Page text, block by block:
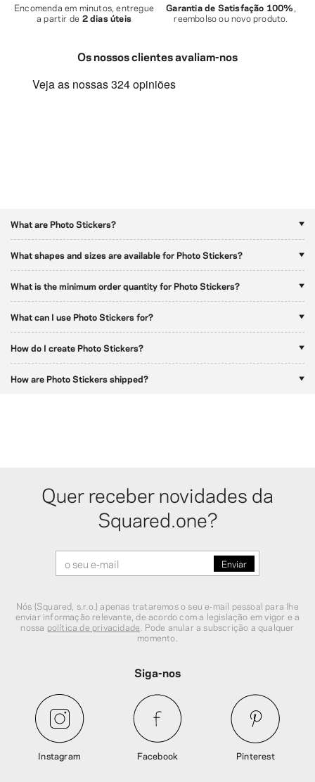
Encomenda em minutos, entregue
a partir de 2 dias úteis
Garantia de Satisfação 100%
reembolso ou novo produto.
Os nossos clientes avaliam-nos
What are Photo Stickers?
What shapes and sizes are available for Photo Stickers?
What is the minimum order quantity for Photo Stickers?
What can I use Photo Stickers for?
How do I create Photo Stickers?
How are Photo Stickers shipped?
Quer receber novidades da
Squared.one?
Nós (Squared, s.r.o.) apenas trataremos o seu e‑mail pessoal para lhe
enviar informação relevante, de acordo com a legislação em vigor e a
nossa política de privacidade . Pode anular a subscrição a qualquer
momento.
Siga-nos
Instagram Facebook Pinterest